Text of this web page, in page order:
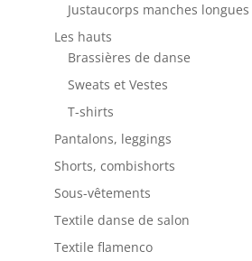
Justaucorps manches longues
Les hauts
Brassières de danse
Sweats et Vestes
T-shirts
Pantalons, leggings
Shorts, combishorts
Sous-vêtements
Textile danse de salon
Textile flamenco